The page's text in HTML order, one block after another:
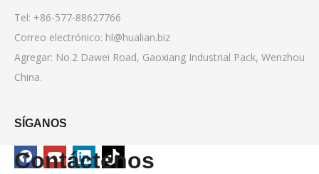
Tel: +86-577-88627766
Correo electrónico: hl@hualian.biz
Agregar: No.2 Dawei Road, Gaoxiang Industrial Pack, Wenzhou
China.
SÍGANOS
Contáctenos